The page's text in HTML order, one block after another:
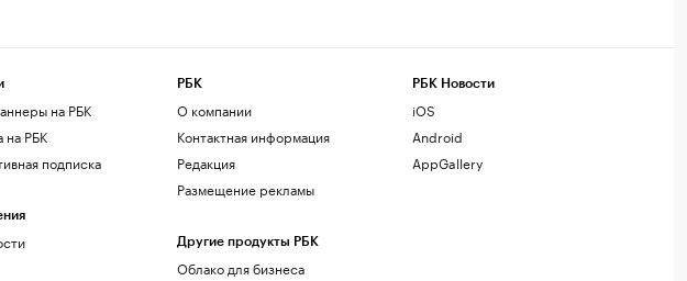
на РБК
на РБК
подписка
РБК
О компании
Контактная информация
Редакция
Размещение рекламы
Другие продукты РБК
Облако для бизнеса
РБК Новости
iOS
Android
AppGallery